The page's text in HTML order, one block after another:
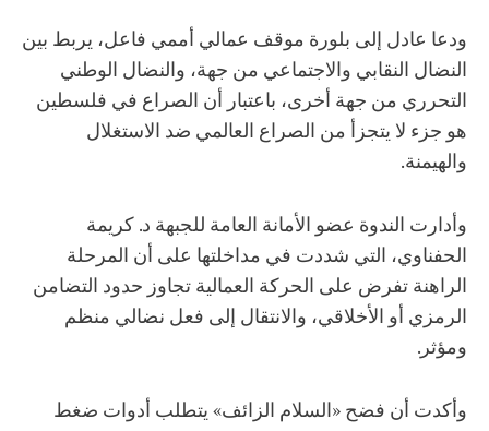
ودعا عادل إلى بلورة موقف عمالي أممي فاعل، يربط بين
النضال النقابي والاجتماعي من جهة، والنضال الوطني
التحرري من جهة أخرى، باعتبار أن الصراع في فلسطين
هو جزء لا يتجزأ من الصراع العالمي ضد الاستغلال
والهيمنة.
وأدارت الندوة عضو الأمانة العامة للجبهة د. كريمة
الحفناوي، التي شددت في مداخلتها على أن المرحلة
الراهنة تفرض على الحركة العمالية تجاوز حدود التضامن
الرمزي أو الأخلاقي، والانتقال إلى فعل نضالي منظم
ومؤثر.
وأكدت أن فضح «السلام الزائف» يتطلب أدوات ضغط